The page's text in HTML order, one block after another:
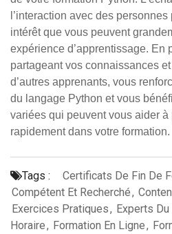
l’interaction avec des
intérêt que vous peuvent
expérience d’apprentissage. En
partageant vos connaissances
d’autres apprenants, vous
du langage Python et vous
variées qui peuvent vous aider à
rapidement dans votre formation.
Tags : Certificats De Fin De
Compétent Et Recherché,
Exercices Pratiques, Experts
Horaire, Formation En Ligne,